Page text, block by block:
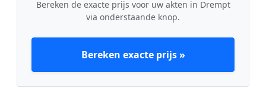
Bereken de exacte prijs voor uw akten in Drempt
via onderstaande knop.
Bereken exacte prijs »